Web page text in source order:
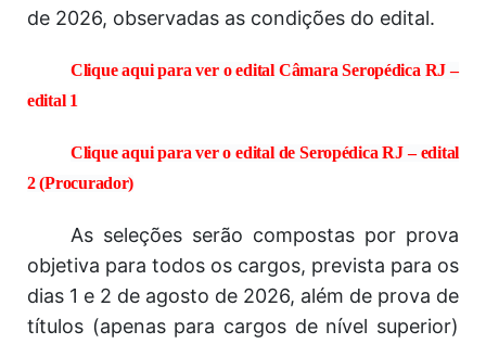
de 2026, observadas as condições do edital.
Clique aqui para ver o edital Câmara Seropédica RJ –
edital 1
Clique aqui para ver o edital de Seropédica RJ – edital
2 (Procurador)
As seleções serão compostas por prova
objetiva para todos os cargos, prevista para os
dias 1 e 2 de agosto de 2026, além de prova de
títulos (apenas para cargos de nível superior)